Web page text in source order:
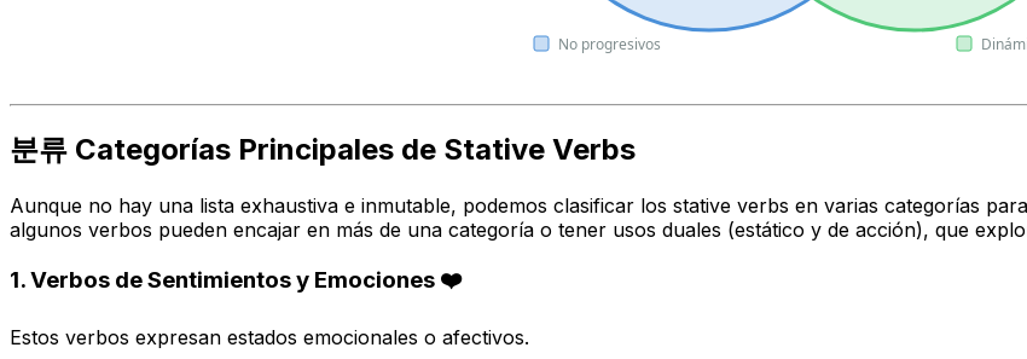
No progresivos
분류 Categorías Principales de Stative Verbs
Aunque no hay una lista exhaustiva e inmutable, podemos clasificar los stative verbs en varias categorías
algunos verbos pueden encajar en más de una categoría o tener usos duales (estático y de acción), que
1. Verbos de Sentimientos y Emociones ❤️
Estos verbos expresan estados emocionales o afectivos.